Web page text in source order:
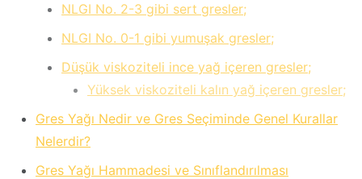
NLGI No. 2-3 gibi sert gresler;
NLGI No. 0-1 gibi yumuşak gresler;
Düşük viskoziteli ince yağ içeren gresler;
Yüksek viskoziteli kalın yağ içeren gresler;
Gres Yağı Nedir ve Gres Seçiminde Genel Kurallar
Nelerdir?
Gres Yağı Hammadesi ve Sınıflandırılması